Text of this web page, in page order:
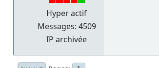
Hyper actif
Messages: 4509
IP archivée